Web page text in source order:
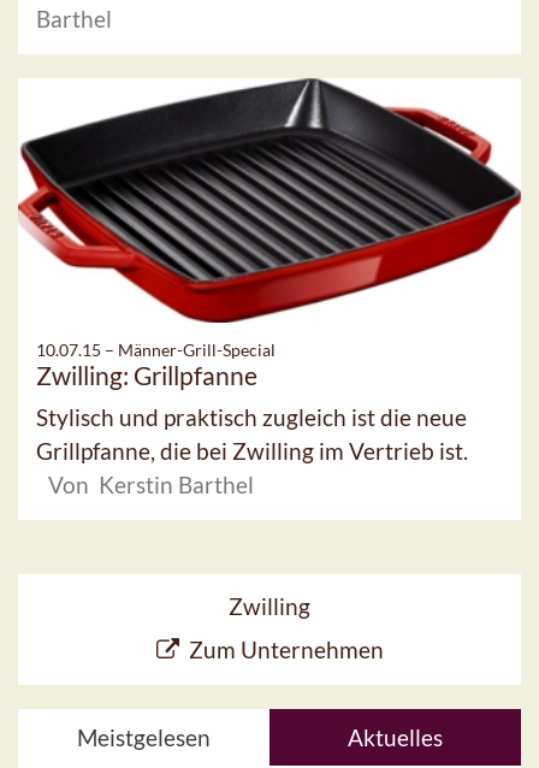
Barthel
10.07.15 – Männer-Grill-Special
Zwilling: Grillpfanne
Stylisch und praktisch zugleich ist die neue
Grillpfanne, die bei Zwilling im Vertrieb ist.
Von Kerstin Barthel
Zwilling
Zum Unternehmen
Meistgelesen Aktuelles